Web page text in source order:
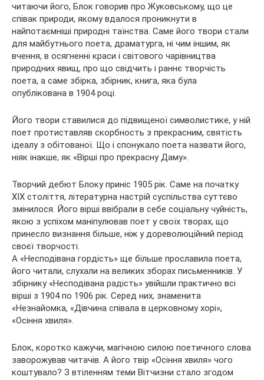
читаючи його, Блок говорив про Жуковському, що це
співак природи, якому вдалося проникнути в
найпотаємніші природні таїнства. Саме його твори стали
для майбутнього поета, драматурга, ні чим іншим, як
вчення, в осягненні краси і світового чарівництва
природних явищ, про що свідчить і раннє творчість
поета, а саме збірка, збірник, книга, яка була
опублікована в 1904 році.
Його твори ставилися до підвищеної символистике, у ній
поет протиставляв скорбность з прекрасним, святість
ідеалу з обітованої. Що і спонукало поета назвати його,
ніяк інакше, як «Вірші про прекрасну Даму».
Творчий дебют Блоку приніс 1905 рік. Саме на початку
ХІХ століття, літературна настрій суспільства суттєво
змінилося. Його вірші ввібрали в себе соціальну чуйність,
якою з успіхом маніпулював поет у своїх творах, що
принесло визнання більше, ніж у дореволюційний період
своєї творчості.
А «Несподівана гордість» ще більше прославила поета,
його читали, слухали на великих зборах письменників. У
збірнику «Несподівана радість» увійшли практично всі
вірші з 1904 по 1906 рік. Серед них, знаменита
«Незнайомка, «Дівчина співала в церковному хорі»,
«Осіння хвиля».
Блок, коротко кажучи, магічною силою поетичного слова
заворожував читачів. А його твір «Осіння хвиля» чого
коштувало? З втіленням теми Вітчизни стало згодом